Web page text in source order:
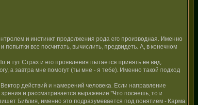
и инстинкт продолжения рода его производная. Именно
все посчитать, вычислить, предвидеть. А, в конечном
и тут Страх и его проявления пытается принять ее вид.
а завтра мне помогут (ты мне - я тебе). Именно такой подход
действий и намерений человека. Если направление
зрения и рассматривается выражение "Что посеешь, то и
Библия, именно это подразумевается под понятием - Карма